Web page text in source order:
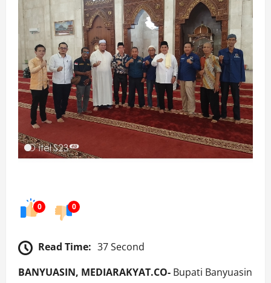
0 0
Read Time: 37 Second
BANYUASIN, MEDIARAKYAT.CO- Bupati Banyuasin